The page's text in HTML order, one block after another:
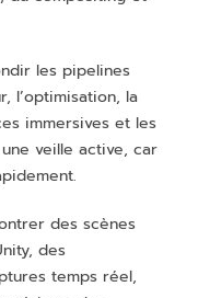
les pipelines
l’optimisation, la
immersives et les
veille active, car
des scènes
des
temps réel,